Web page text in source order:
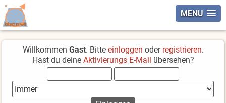
MENU
Willkommen Gast. Bitte einloggen oder registrieren.
Hast du deine Aktivierungs E-Mail übersehen?